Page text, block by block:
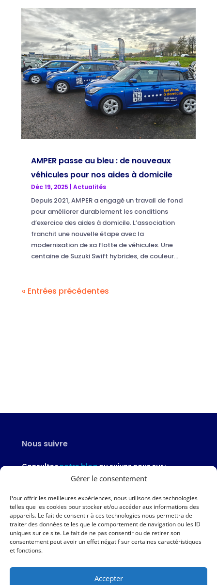
Gérer le consentement
Pour offrir les meilleures expériences, nous utilisons des technologies
telles que les cookies pour stocker et/ou accéder aux informations des
appareils. Le fait de consentir à ces technologies nous permettra de
traiter des données telles que le comportement de navigation ou les ID
uniques sur ce site. Le fait de ne pas consentir ou de retirer son
consentement peut avoir un effet négatif sur certaines caractéristiques
et fonctions.
Accepter
AMPER passe au bleu : de nouveaux
véhicules pour nos aides à domicile
Déc 19, 2025 Actualités
Depuis 2021, AMPER a engagé un travail de fond
pour améliorer durablement les conditions
d’exercice des aides à domicile. L’association
franchit une nouvelle étape avec la
modernisation de sa flotte de véhicules. Une
centaine de Suzuki Swift hybrides, de couleur...
« Entrées précédentes
Nous suivre
Consulteznotre blogou suivez nous sur :
Nous contacter
02 97 46 51 97
Nous écrire